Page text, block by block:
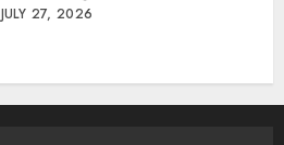
JULY 27, 2026